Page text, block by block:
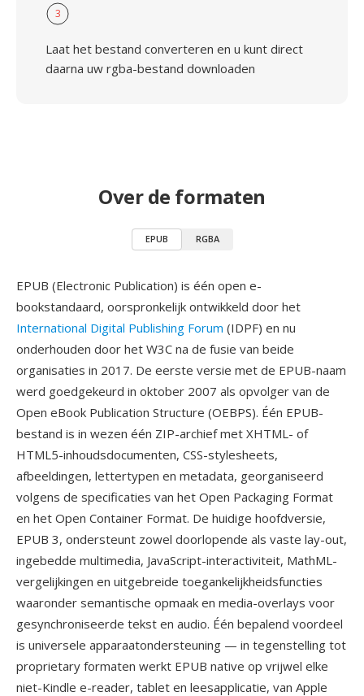
3
Laat het bestand converteren en u kunt direct
daarna uw rgba-bestand downloaden
Over de formaten
EPUB RGBA
EPUB (Electronic Publication) is één open e-
bookstandaard, oorspronkelijk ontwikkeld door het
International Digital Publishing Forum (IDPF) en nu
onderhouden door het W3C na de fusie van beide
organisaties in 2017. De eerste versie met de EPUB-naam
werd goedgekeurd in oktober 2007 als opvolger van de
Open eBook Publication Structure (OEBPS). Één EPUB-
bestand is in wezen één ZIP-archief met XHTML- of
HTML5-inhoudsdocumenten, CSS-stylesheets,
afbeeldingen, lettertypen en metadata, georganiseerd
volgens de specificaties van het Open Packaging Format
en het Open Container Format. De huidige hoofdversie,
EPUB 3, ondersteunt zowel doorlopende als vaste lay-out,
ingebedde multimedia, JavaScript-interactiviteit, MathML-
vergelijkingen en uitgebreide toegankelijkheidsfuncties
waaronder semantische opmaak en media-overlays voor
gesynchroniseerde tekst en audio. Één bepalend voordeel
is universele apparaatondersteuning — in tegenstelling tot
proprietary formaten werkt EPUB native op vrijwel elke
niet-Kindle e-reader, tablet en leesapplicatie, van Apple